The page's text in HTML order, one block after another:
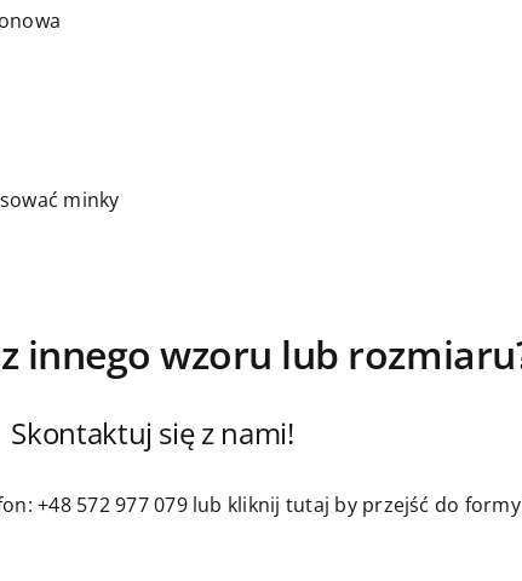
minky
innego wzoru lub
Skontaktuj się z nami!
+48 572 977 079 lub kliknij tutaj by przejść do